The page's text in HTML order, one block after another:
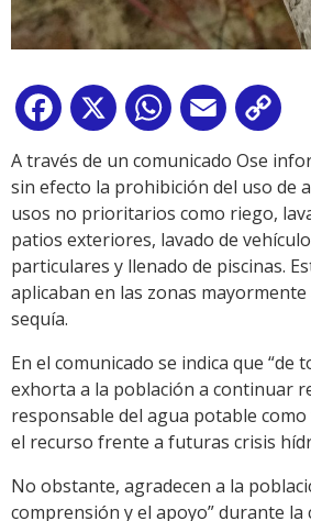
Facebook
X WhatsApp
Email
A través de un comunicado Ose
sin efecto la prohibición del uso de
usos no prioritarios como riego,
patios exteriores, lavado de
particulares y llenado de piscinas.
aplicaban en las zonas
sequía.
En el comunicado se indica que “de
exhorta a la población a continuar
responsable del agua potable
el recurso frente a futuras crisis
No obstante, agradecen a la
comprensión y el apoyo” durante la